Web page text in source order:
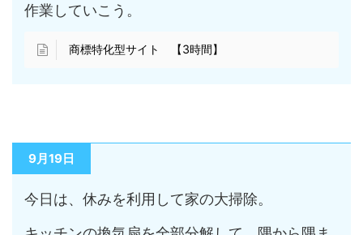
作業していこう。
商標特化型サイト 【3時間】
9月19日
今日は、休みを利用して家の大掃除。